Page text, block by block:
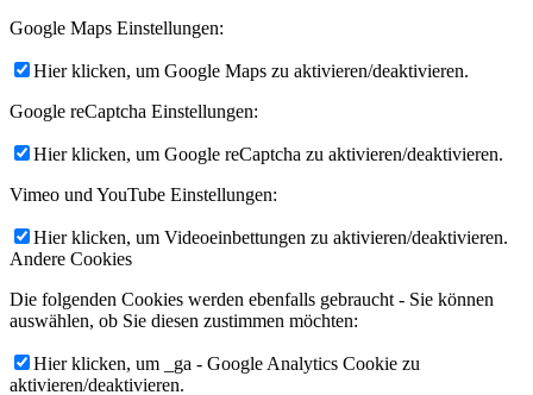
Google Maps Einstellungen:
Hier klicken, um Google Maps zu aktivieren/deaktivieren.
Google reCaptcha Einstellungen:
Hier klicken, um Google reCaptcha zu aktivieren/deaktivieren.
Vimeo und YouTube Einstellungen:
Hier klicken, um Videoeinbettungen zu aktivieren/deaktivieren.
Andere Cookies
Die folgenden Cookies werden ebenfalls gebraucht - Sie können
auswählen, ob Sie diesen zustimmen möchten:
Hier klicken, um _ga - Google Analytics Cookie zu
aktivieren/deaktivieren.